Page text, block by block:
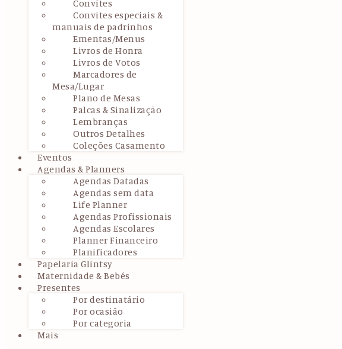
Convites
Convites especiais &
manuais de padrinhos
Ementas/Menus
Livros de Honra
Livros de Votos
Marcadores de
Mesa/Lugar
Plano de Mesas
Palcas & Sinalização
Lembranças
Outros Detalhes
Coleções Casamento
Eventos
Agendas & Planners
Agendas Datadas
Agendas sem data
Life Planner
Agendas Profissionais
Agendas Escolares
Planner Financeiro
Planificadores
Papelaria Glintsy
Maternidade & Bebés
Presentes
Por destinatário
Por ocasião
Por categoria
Mais